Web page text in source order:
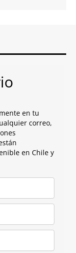
en tu
correo,
en Chile y